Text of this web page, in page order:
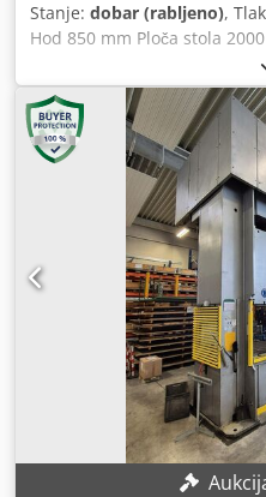
Stanje: dobar (rabljeno),
Hod 850 mm Ploča stola
alata - min./maks. 355 /
30 kW Težina stroja cca 25 t
x 5,5 m Ova četverostupna
odmah dostupna i može se
prodavatelja. Cjdpjxcblwjfx
barijera - Kućište -
snagom prešanja ili
električna dokumentacija